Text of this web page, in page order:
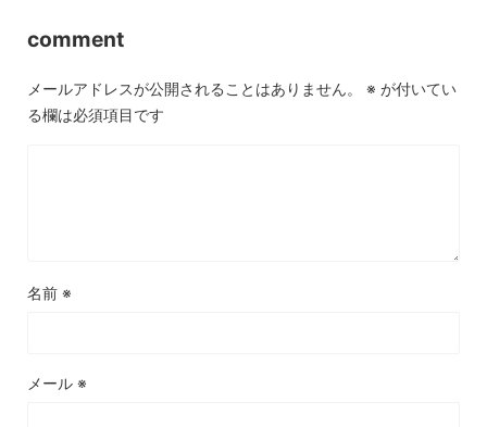
comment
メールアドレスが公開されることはありません。 ※ が付いてい
る欄は必須項目です
名前 ※
メール ※